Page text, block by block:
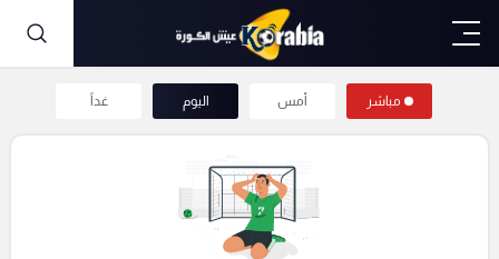
مباشر أمس اليوم غداً